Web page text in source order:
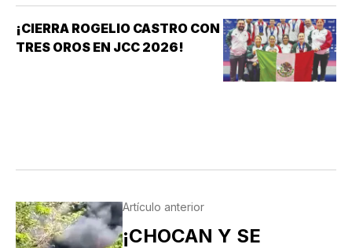
¡CIERRA ROGELIO CASTRO CON
TRES OROS EN JCC 2026!
Artículo anterior
¡CHOCAN Y SE